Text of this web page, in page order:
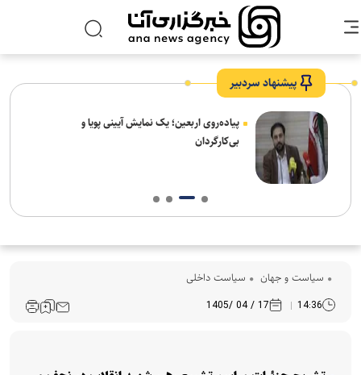
پیشنهاد سردبیر
پیاده‌روی اربعین؛ یک نمایش آیینی پویا و
بی‌کارگردان
سیاست و جهان سیاست داخلی
14:36
17 / 04 /1405